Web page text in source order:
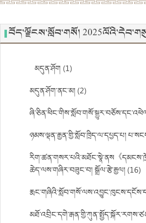
བོད་ལྗོངས་སློབ་གསོ།
མདུན་ཤོག (1)
མདུན་ཤོག་ནང་མ། (2)
ཉམས་ལྡན་རྒྱན་གྱི་སློབ་ཁྲིད་ལ་དཔྱད་པ།
རིག་ཚན་གསར་པའི་མཐོང་སྣེ་ནས《
ཆེད་ལས་གཞིར་བཟུང་བ། སྒྲོལ་རྩེ་རྒྱལ། (16)